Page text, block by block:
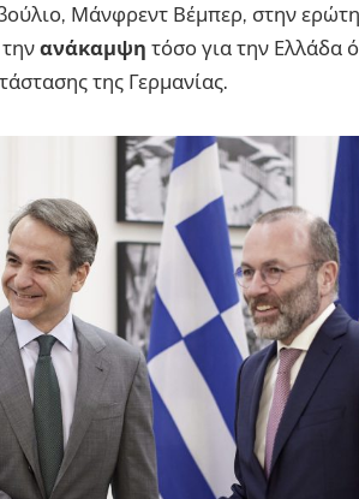
Μάνφρεντ Βέμπερ, στην
ανάκαμψη τόσο για την Ελλάδα
της Γερμανίας.